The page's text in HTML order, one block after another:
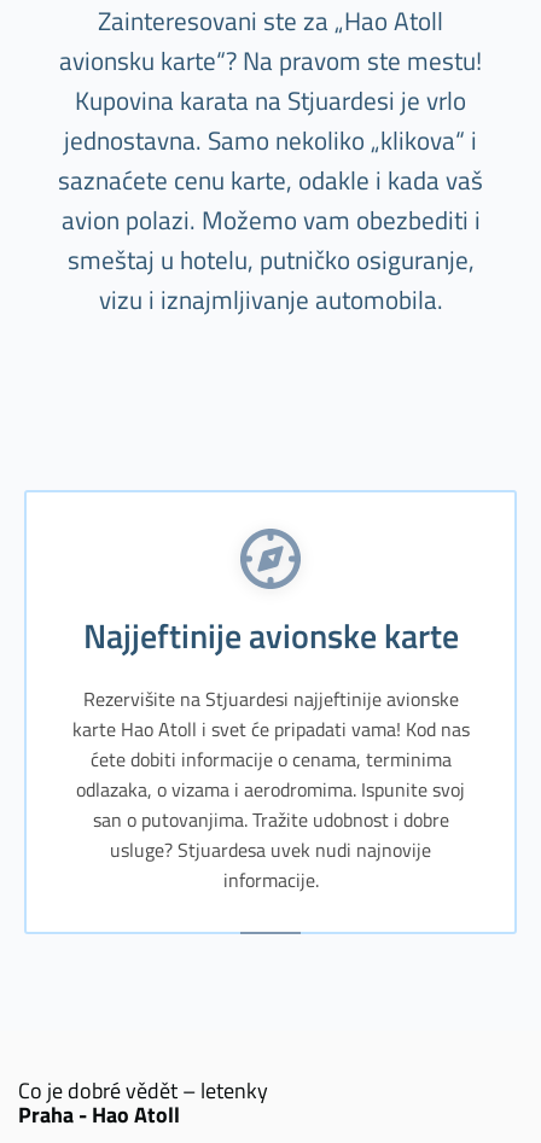
Zainteresovani ste za „Hao Atoll
avionsku karte“? Na pravom ste mestu!
Kupovina karata na Stjuardesi je vrlo
jednostavna. Samo nekoliko „klikova“ i
saznaćete cenu karte, odakle i kada vaš
avion polazi. Možemo vam obezbediti i
smeštaj u hotelu, putničko osiguranje,
vizu i iznajmljivanje automobila.
Najjeftinije avionske karte
Rezervišite na Stjuardesi najjeftinije avionske
karte Hao Atoll i svet će pripadati vama! Kod nas
ćete dobiti informacije o cenama, terminima
odlazaka, o vizama i aerodromima. Ispunite svoj
san o putovanjima. Tražite udobnost i dobre
usluge? Stjuardesa uvek nudi najnovije
informacije.
Co je dobré vědět – letenky
Praha - Hao Atoll